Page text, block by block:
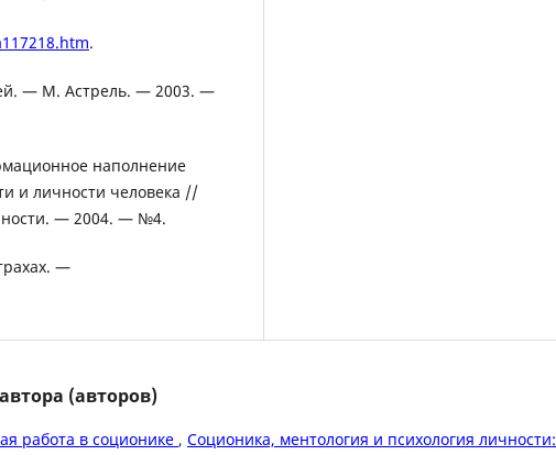
.
— М. Астрель. — 2003. —
наполнение
и личности человека //
— 2004. — №4.
—
(авторов)
работа в соционике , Соционика, ментология и психология личности: